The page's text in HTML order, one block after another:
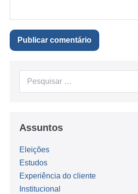
Procurar:
Assuntos
Eleições
Estudos
Experiência do cliente
Institucional